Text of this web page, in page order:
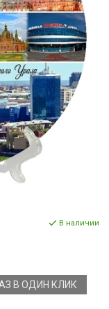
В наличии
В ОДИН КЛИК